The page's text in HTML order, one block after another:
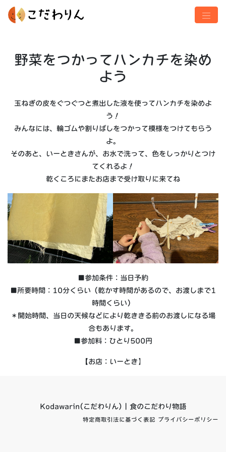
野菜をつかってハンカチを染め
よう
玉ねぎの皮をぐつぐつと煮出した液を使ってハンカチを染めよ
う！
みんなには、輪ゴムや割りばしをつかって模様をつけてもらう
よ。
そのあと、いーときさんが、お水で洗って、色をしっかりとつけ
てくれるよ！
乾くころにまたお店まで受け取りに来てね
■参加条件：当日予約
■所要時間：10分くらい（乾かす時間があるので、お渡しまで1
時間くらい）
＊開始時間、当日の天候などにより乾ききる前のお渡しになる場
合もあります。
■参加料：ひとり500円
【お店：いーとき】
Kodawarin(こだわりん) | 食のこだわり物語
特定商取引法に基づく表記 プライバシーポリシー